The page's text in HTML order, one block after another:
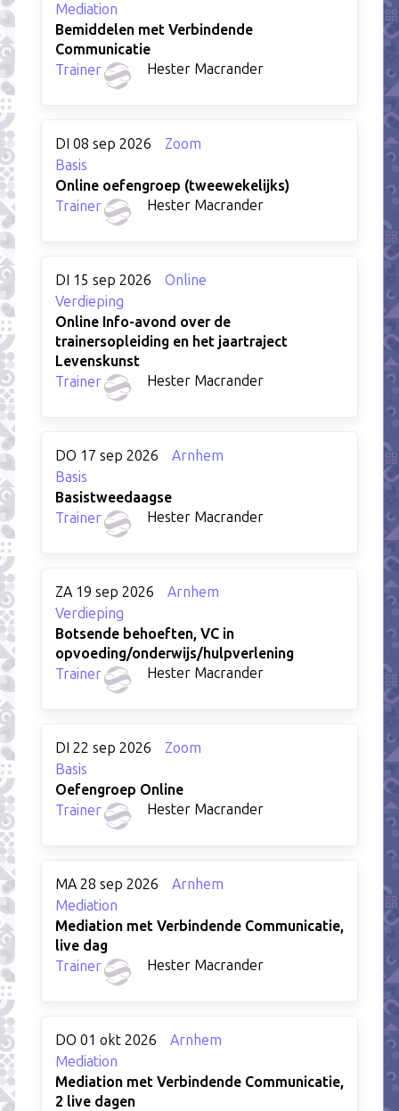
Mediation
Bemiddelen met Verbindende
Communicatie
Trainer
Hester Macrander
DI 08 sep 2026
Zoom
Basis
Online oefengroep (tweewekelijks)
Trainer
Hester Macrander
DI 15 sep 2026
Online
Verdieping
Online Info-avond over de
trainersopleiding en het jaartraject
Levenskunst
Trainer
Hester Macrander
DO 17 sep 2026
Arnhem
Basis
Basistweedaagse
Trainer
Hester Macrander
ZA 19 sep 2026
Arnhem
Verdieping
Botsende behoeften, VC in
opvoeding/onderwijs/hulpverlening
Trainer
Hester Macrander
DI 22 sep 2026
Zoom
Basis
Oefengroep Online
Trainer
Hester Macrander
MA 28 sep 2026
Arnhem
Mediation
Mediation met Verbindende Communicatie,
live dag
Trainer
Hester Macrander
DO 01 okt 2026
Arnhem
Mediation
Mediation met Verbindende Communicatie,
2 live dagen